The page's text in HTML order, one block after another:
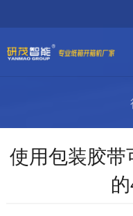
使用包装胶带